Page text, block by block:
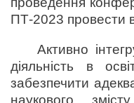
ПТ-2023 провести в
Активно
діяльність в
забезпечити
наукового